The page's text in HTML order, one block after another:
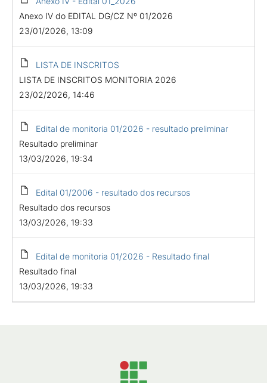
Anexo IV do EDITAL DG/CZ Nº 01/2026
23/01/2026, 13:09
LISTA DE INSCRITOS
LISTA DE INSCRITOS MONITORIA 2026
23/02/2026, 14:46
Edital de monitoria 01/2026 - resultado preliminar
Resultado preliminar
13/03/2026, 19:34
Edital 01/2006 - resultado dos recursos
Resultado dos recursos
13/03/2026, 19:33
Edital de monitoria 01/2026 - Resultado final
Resultado final
13/03/2026, 19:33